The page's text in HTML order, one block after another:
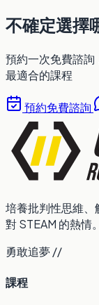
不確定選擇
預約一次免費諮
最適合的課程
預約免費諮詢
培養批判性思維
對 STEAM 的熱情。
勇敢追夢 //
課程